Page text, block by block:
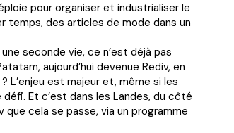
pour organiser et industrialiser le
temps, des articles de mode dans un
seconde vie, ce n’est déjà pas
aujourd’hui devenue Rediv, en
L’enjeu est majeur et, même si les
Et c’est dans les Landes, du côté
que cela se passe, via un programme